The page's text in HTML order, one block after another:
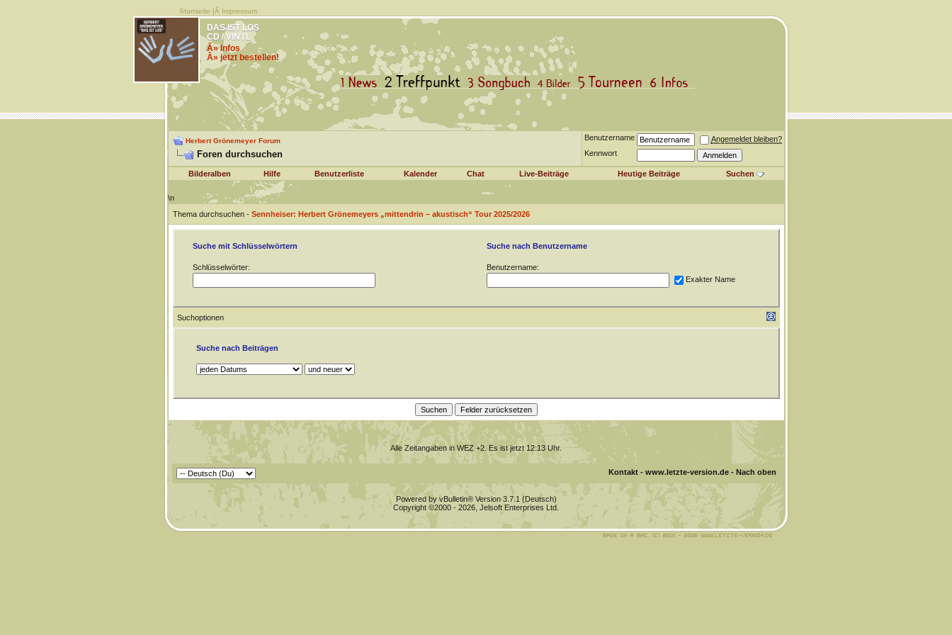
Startseite |Â Impressum
DAS IST LOS
CD / VINYL
Â» Infos
Â» jetzt bestellen!
Herbert Grönemeyer Forum
Foren durchsuchen
Benutzername
Angemeldet bleiben?
Kennwort
Bilderalben Hilfe Benutzerliste Kalender Chat Live-Beiträge Heutige Beiträge Suchen
\n
Thema durchsuchen - Sennheiser: Herbert Grönemeyers „mittendrin – akustisch“ Tour 2025/2026
Suche mit Schlüsselwörtern
Schlüsselwörter:
Suche nach Benutzername
Benutzername:
Exakter Name
Suchoptionen
Suche nach Beiträgen
Alle Zeitangaben in WEZ +2. Es ist jetzt12:13Uhr.
Kontakt- www.letzte-version.de- Nach oben
Powered by vBulletin® Version 3.7.1 (Deutsch)
Copyright ©2000 - 2026, Jelsoft Enterprises Ltd.